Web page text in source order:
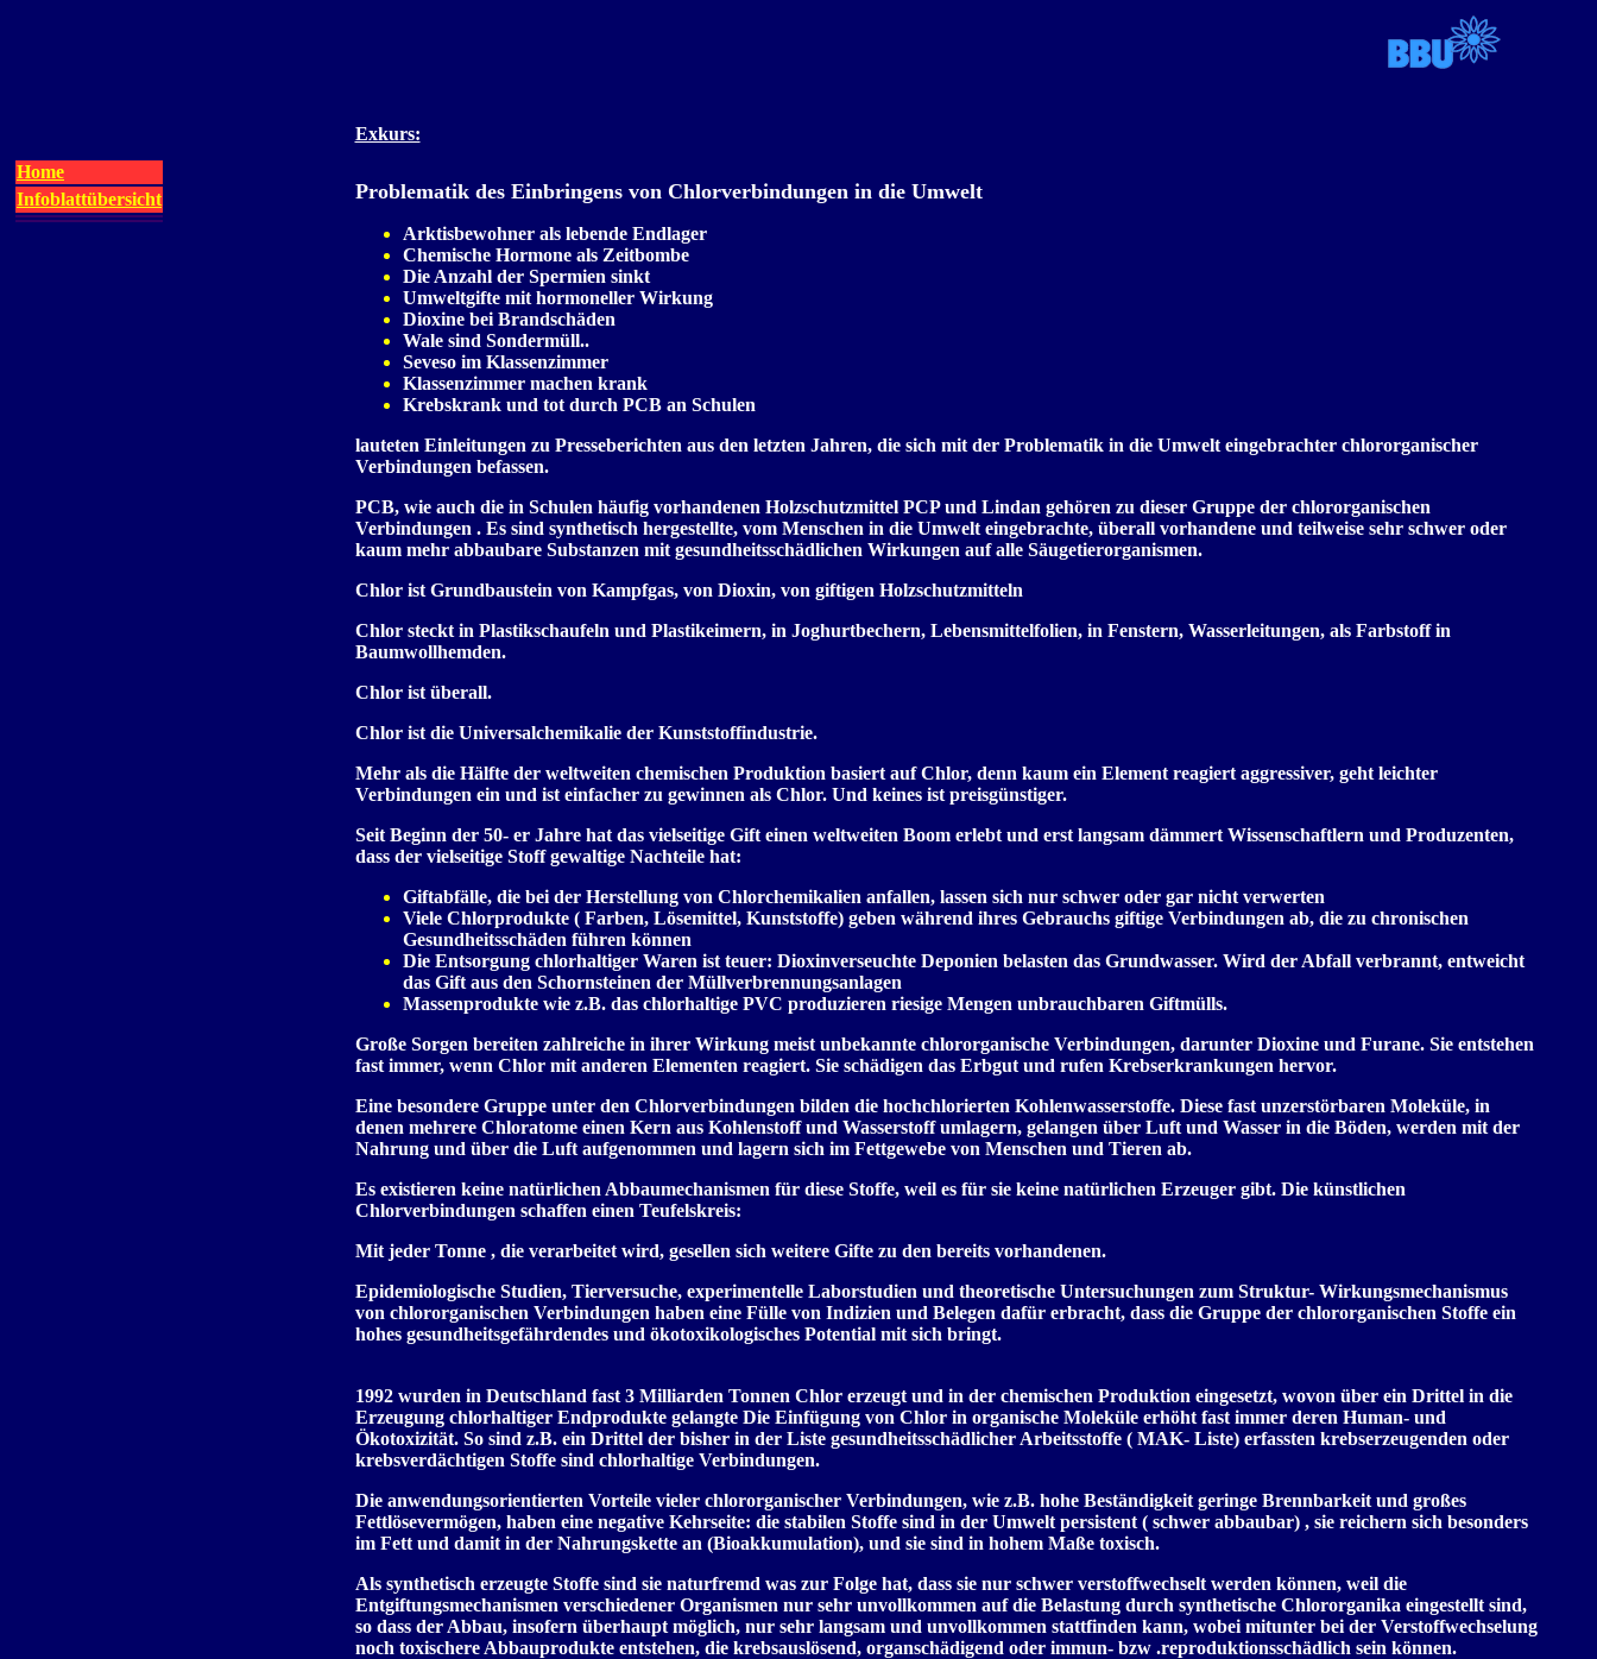
Home
Infoblattübersicht
Exkurs:
Problematik des Einbringens von Chlorverbindungen in die Umwelt
Arktisbewohner als lebende Endlager
Chemische Hormone als Zeitbombe
Die Anzahl der Spermien sinkt
Umweltgifte mit hormoneller Wirkung
Dioxine bei Brandschäden
Wale sind Sondermüll..
Seveso im Klassenzimmer
Klassenzimmer machen krank
Krebskrank und tot durch PCB an Schulen
lauteten Einleitungen zu Presseberichten aus den letzten Jahren, die sich mit der Problematik in die Umwelt eingebrachter chlororganischer
Verbindungen befassen.
PCB, wie auch die in Schulen häufig vorhandenen Holzschutzmittel PCP und Lindan gehören zu dieser Gruppe der chlororganischen
Verbindungen . Es sind synthetisch hergestellte, vom Menschen in die Umwelt eingebrachte, überall vorhandene und teilweise sehr schwer oder
kaum mehr abbaubare Substanzen mit gesundheitsschädlichen Wirkungen auf alle Säugetierorganismen.
Chlor ist Grundbaustein von Kampfgas, von Dioxin, von giftigen Holzschutzmitteln
Chlor steckt in Plastikschaufeln und Plastikeimern, in Joghurtbechern, Lebensmittelfolien, in Fenstern, Wasserleitungen, als Farbstoff in
Baumwollhemden.
Chlor ist überall.
Chlor ist die Universalchemikalie der Kunststoffindustrie.
Mehr als die Hälfte der weltweiten chemischen Produktion basiert auf Chlor, denn kaum ein Element reagiert aggressiver, geht leichter
Verbindungen ein und ist einfacher zu gewinnen als Chlor. Und keines ist preisgünstiger.
Seit Beginn der 50- er Jahre hat das vielseitige Gift einen weltweiten Boom erlebt und erst langsam dämmert Wissenschaftlern und Produzenten,
dass der vielseitige Stoff gewaltige Nachteile hat:
Giftabfälle, die bei der Herstellung von Chlorchemikalien anfallen, lassen sich nur schwer oder gar nicht verwerten
Viele Chlorprodukte ( Farben, Lösemittel, Kunststoffe) geben während ihres Gebrauchs giftige Verbindungen ab, die zu chronischen
Gesundheitsschäden führen können
Die Entsorgung chlorhaltiger Waren ist teuer: Dioxinverseuchte Deponien belasten das Grundwasser. Wird der Abfall verbrannt, entweicht
das Gift aus den Schornsteinen der Müllverbrennungsanlagen
Massenprodukte wie z.B. das chlorhaltige PVC produzieren riesige Mengen unbrauchbaren Giftmülls.
Große Sorgen bereiten zahlreiche in ihrer Wirkung meist unbekannte chlororganische Verbindungen, darunter Dioxine und Furane. Sie entstehen
fast immer, wenn Chlor mit anderen Elementen reagiert. Sie schädigen das Erbgut und rufen Krebserkrankungen hervor.
Eine besondere Gruppe unter den Chlorverbindungen bilden die hochchlorierten Kohlenwasserstoffe. Diese fast unzerstörbaren Moleküle, in
denen mehrere Chloratome einen Kern aus Kohlenstoff und Wasserstoff umlagern, gelangen über Luft und Wasser in die Böden, werden mit der
Nahrung und über die Luft aufgenommen und lagern sich im Fettgewebe von Menschen und Tieren ab.
Es existieren keine natürlichen Abbaumechanismen für diese Stoffe, weil es für sie keine natürlichen Erzeuger gibt. Die künstlichen
Chlorverbindungen schaffen einen Teufelskreis:
Mit jeder Tonne , die verarbeitet wird, gesellen sich weitere Gifte zu den bereits vorhandenen.
Epidemiologische Studien, Tierversuche, experimentelle Laborstudien und theoretische Untersuchungen zum Struktur- Wirkungsmechanismus
von chlororganischen Verbindungen haben eine Fülle von Indizien und Belegen dafür erbracht, dass die Gruppe der chlororganischen Stoffe ein
hohes gesundheitsgefährdendes und ökotoxikologisches Potential mit sich bringt.
1992 wurden in Deutschland fast 3 Milliarden Tonnen Chlor erzeugt und in der chemischen Produktion eingesetzt, wovon über ein Drittel in die
Erzeugung chlorhaltiger Endprodukte gelangte Die Einfügung von Chlor in organische Moleküle erhöht fast immer deren Human- und
Ökotoxizität. So sind z.B. ein Drittel der bisher in der Liste gesundheitsschädlicher Arbeitsstoffe ( MAK- Liste) erfassten krebserzeugenden oder
krebsverdächtigen Stoffe sind chlorhaltige Verbindungen.
Die anwendungsorientierten Vorteile vieler chlororganischer Verbindungen, wie z.B. hohe Beständigkeit geringe Brennbarkeit und großes
Fettlösevermögen, haben eine negative Kehrseite: die stabilen Stoffe sind in der Umwelt persistent ( schwer abbaubar) , sie reichern sich besonders
im Fett und damit in der Nahrungskette an (Bioakkumulation), und sie sind in hohem Maße toxisch.
Als synthetisch erzeugte Stoffe sind sie naturfremd was zur Folge hat, dass sie nur schwer verstoffwechselt werden können, weil die
Entgiftungsmechanismen verschiedener Organismen nur sehr unvollkommen auf die Belastung durch synthetische Chlororganika eingestellt sind,
so dass der Abbau, insofern überhaupt möglich, nur sehr langsam und unvollkommen stattfinden kann, wobei mitunter bei der Verstoffwechselung
noch toxischere Abbauprodukte entstehen, die krebsauslösend, organschädigend oder immun- bzw .reproduktionsschädlich sein können.